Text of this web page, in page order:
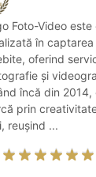
Foto-Video este
în
oferind
și
încă din 2014,
prin
reușind ...